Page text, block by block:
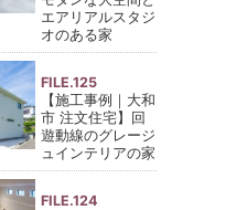
エアリアルスタジ
オのある家
FILE.125
【施工事例｜大和
市 注文住宅】回
遊動線のグレージ
ュインテリアの家
FILE.124